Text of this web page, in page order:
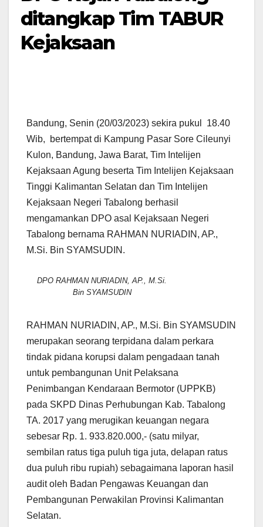
ditangkap Tim TABUR
Kejaksaan
Bandung, Senin (20/03/2023) sekira pukul 18.40
Wib, bertempat di Kampung Pasar Sore Cileunyi
Kulon, Bandung, Jawa Barat, Tim Intelijen
Kejaksaan Agung beserta Tim Intelijen Kejaksaan
Tinggi Kalimantan Selatan dan Tim Intelijen
Kejaksaan Negeri Tabalong berhasil
mengamankan DPO asal Kejaksaan Negeri
Tabalong bernama RAHMAN NURIADIN, AP.,
M.Si. Bin SYAMSUDIN.
DPO RAHMAN NURIADIN, AP., M.Si.
Bin SYAMSUDIN
RAHMAN NURIADIN, AP., M.Si. Bin SYAMSUDIN
merupakan seorang terpidana dalam perkara
tindak pidana korupsi dalam pengadaan tanah
untuk pembangunan Unit Pelaksana
Penimbangan Kendaraan Bermotor (UPPKB)
pada SKPD Dinas Perhubungan Kab. Tabalong
TA. 2017 yang merugikan keuangan negara
sebesar Rp. 1. 933.820.000,- (satu milyar,
sembilan ratus tiga puluh tiga juta, delapan ratus
dua puluh ribu rupiah) sebagaimana laporan hasil
audit oleh Badan Pengawas Keuangan dan
Pembangunan Perwakilan Provinsi Kalimantan
Selatan.